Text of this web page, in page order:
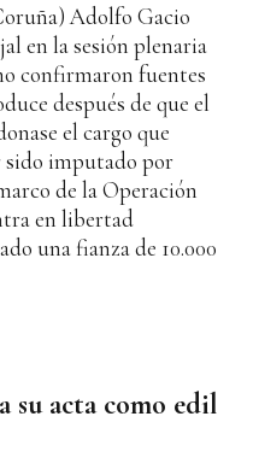
Adolfo Gacio
en la sesión plenaria
confirmaron fuentes
después de que el
el cargo que
sido imputado por
de la Operación
en libertad
una fianza de 10.000
su acta como edil